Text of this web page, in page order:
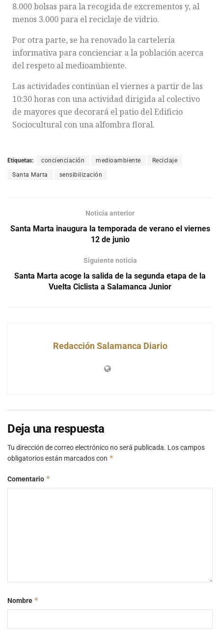
8.000 bolsas para la recogida de excrementos y, al
menos 3.000 para el reciclaje de vidrio.
Por otra parte, se ha renovado la cartelería
informativa para concienciar a la población acerca
del respeto al medioambiente.
Las actividades continúan el viernes a partir de las
10:30 horas con una actividad dirigida al colectivo
de mayores que decorará el patio del Edificio
Sociocultural con una alfombra floral.
Etiquetas: concienciación medioambiente Reciclaje
Santa Marta sensibilización
Noticia anterior
Santa Marta inaugura la temporada de verano el viernes
12 de junio
Siguiente noticia
Santa Marta acoge la salida de la segunda etapa de la
Vuelta Ciclista a Salamanca Junior
Redacción Salamanca Diario
Deja una respuesta
Tu dirección de correo electrónico no será publicada. Los campos
obligatorios están marcados con *
Comentario *
Nombre *